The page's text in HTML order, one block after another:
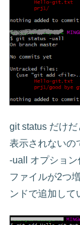
git status だけ
表示されないの
-uall オプション
ファイルが2つ
ンドで追加して